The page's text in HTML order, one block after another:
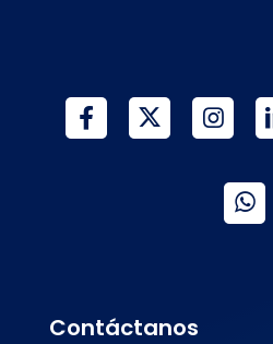
Contáctanos